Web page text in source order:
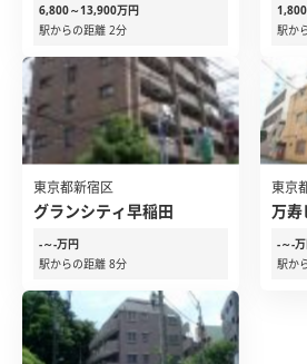
6,800～13,900万円
駅からの距離 2分
駅か
東京都新宿区
グランシティ早稲田
-～-万円
駅からの距離 8分
東京
万寿
-～-
駅か